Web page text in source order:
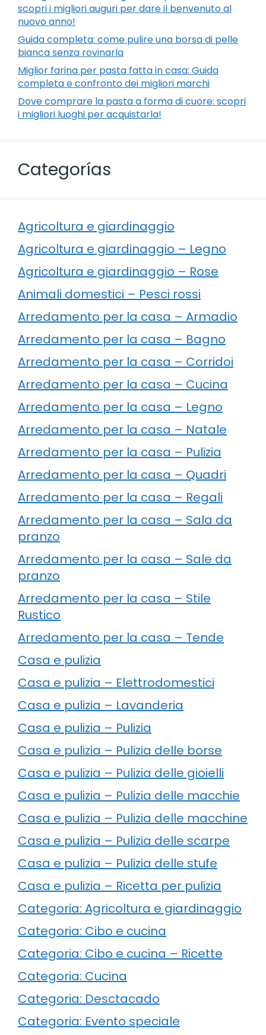
scopri i migliori auguri per dare il benvenuto al
nuovo anno!
Guida completa: come pulire una borsa di pelle
bianca senza rovinarla
Miglior farina per pasta fatta in casa: Guida
completa e confronto dei migliori marchi
Dove comprare la pasta a forma di cuore: scopri
i migliori luoghi per acquistarla!
Categorías
Agricoltura e giardinaggio
Agricoltura e giardinaggio – Legno
Agricoltura e giardinaggio – Rose
Animali domestici – Pesci rossi
Arredamento per la casa – Armadio
Arredamento per la casa – Bagno
Arredamento per la casa – Corridoi
Arredamento per la casa – Cucina
Arredamento per la casa – Legno
Arredamento per la casa – Natale
Arredamento per la casa – Pulizia
Arredamento per la casa – Quadri
Arredamento per la casa – Regali
Arredamento per la casa – Sala da
pranzo
Arredamento per la casa – Sale da
pranzo
Arredamento per la casa – Stile
Rustico
Arredamento per la casa – Tende
Casa e pulizia
Casa e pulizia – Elettrodomestici
Casa e pulizia – Lavanderia
Casa e pulizia – Pulizia
Casa e pulizia – Pulizia delle borse
Casa e pulizia – Pulizia delle gioielli
Casa e pulizia – Pulizia delle macchie
Casa e pulizia – Pulizia delle macchine
Casa e pulizia – Pulizia delle scarpe
Casa e pulizia – Pulizia delle stufe
Casa e pulizia – Ricetta per pulizia
Categoria: Agricoltura e giardinaggio
Categoria: Cibo e cucina
Categoria: Cibo e cucina – Ricette
Categoria: Cucina
Categoria: Desctacado
Categoria: Evento speciale